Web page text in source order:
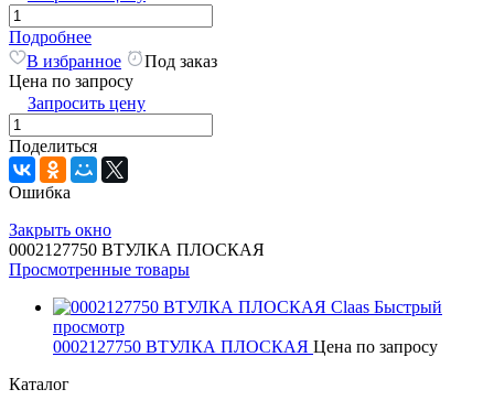
Подробнее
В избранное
Под заказ
Цена по запросу
Запросить цену
Поделиться
Ошибка
Закрыть окно
0002127750 ВТУЛКА ПЛОСКАЯ
Просмотренные товары
Быстрый
просмотр
0002127750 ВТУЛКА ПЛОСКАЯ Цена по запросу
Каталог